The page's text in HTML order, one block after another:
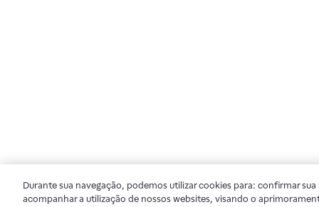
Durante sua navegação, podemos utilizar cookies para: confirmar
acompanhar a utilização de nossos websites, visando o